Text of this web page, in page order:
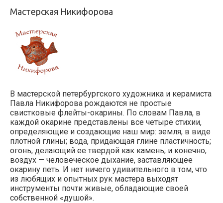
Мастерская Никифорова
В мастерской петербургского художника и керамиста
Павла Никифорова рождаются не простые
свистковые флейты-окарины. По словам Павла, в
каждой окарине представлены все четыре стихии,
определяющие и создающие наш мир: земля, в виде
плотной глины; вода, придающая глине пластичность;
огонь, делающий ее твердой как камень; и конечно,
воздух — человеческое дыхание, заставляющее
окарину петь. И нет ничего удивительного в том, что
из любящих и опытных рук мастера выходят
инструменты почти живые, обладающие своей
собственной «душой».